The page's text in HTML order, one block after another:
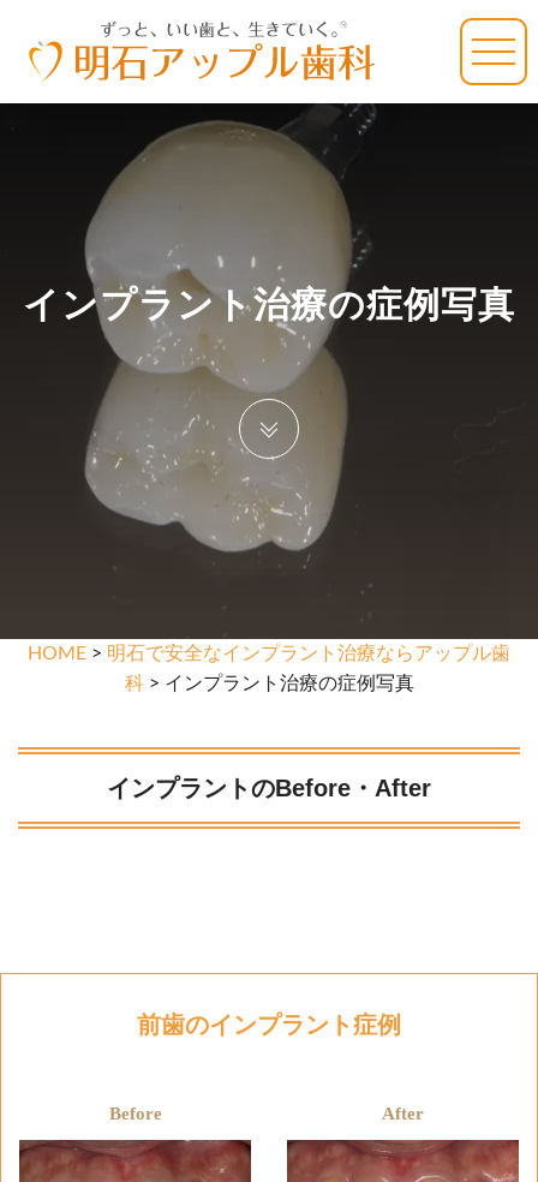
インプラント治療の症例写真
HOME > 明石で安全なインプラント治療ならアップル歯
科> インプラント治療の症例写真
インプラントのBefore・After
前歯のインプラント症例
Before After